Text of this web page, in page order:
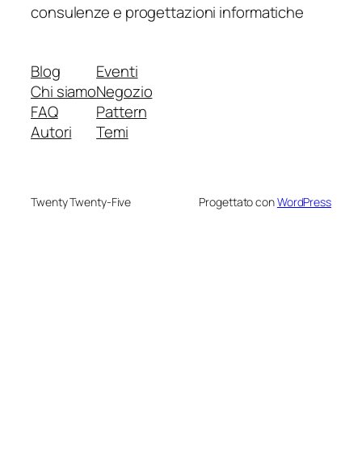
consulenze e progettazioni informatiche
Blog
Chi siamo
FAQ
Autori
Eventi
Negozio
Pattern
Temi
Twenty Twenty-Five Progettato conWordPress